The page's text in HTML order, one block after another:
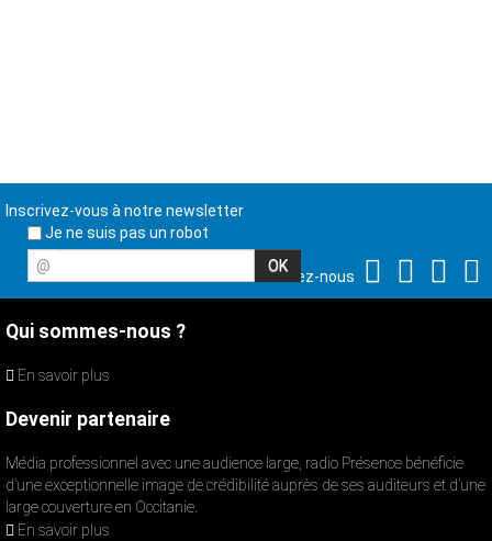
Inscrivez-vous à notre newsletter
Je ne suis pas un robot
@
Suivez-nous
Qui sommes-nous ?
En savoir plus
Devenir partenaire
Média professionnel avec une audience large, radio Présence bénéficie
d’une exceptionnelle image de crédibilité auprès de ses auditeurs et d’une
large couverture en Occitanie.
En savoir plus